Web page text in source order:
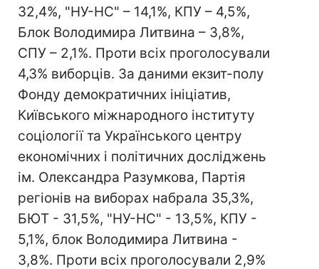
32,4%, "НУ-НС" – 14,1%, КПУ – 4,5%,
Блок Володимира Литвина – 3,8%,
СПУ – 2,1%. Проти всіх проголосували
4,3% виборців. За даними екзит-полу
Фонду демократичних ініціатив,
Київського міжнародного інституту
соціології та Українського центру
економічних і політичних досліджень
ім. Олександра Разумкова, Партія
регіонів на виборах набрала 35,3%,
БЮТ - 31,5%, "НУ-НС" - 13,5%, КПУ -
5,1%, блок Володимира Литвина -
3,8%. Проти всіх проголосували 2,9%